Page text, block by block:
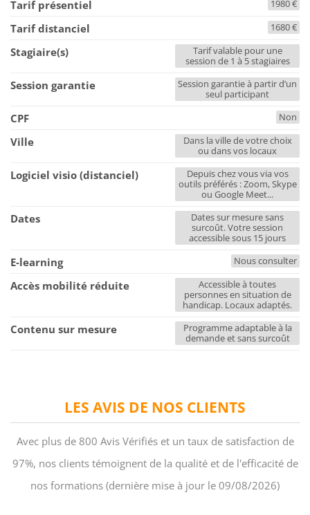
LES AVIS DE NOS CLIENTS
Avec plus de 800 Avis Vérifiés et un taux de satisfaction de
97%, nos clients témoignent de la qualité et de l'efficacité de
nos formations (dernière mise à jour le 09/08/2026)
Tarif présentiel 1980 €
Tarif distanciel 1680 €
Stagiaire(s)
Tarif valable pour une
session de 1 à 5 stagiaires
Session garantie
Session garantie à partir d’un
seul participant
CPF Non
Ville
Dans la ville de votre choix
ou dans vos locaux
Logiciel visio (distanciel)
Depuis chez vous via vos
outils préférés : Zoom, Skype
ou Google Meet...
Dates
Dates sur mesure sans
surcoût. Votre session
accessible sous 15 jours
E-learning Nous consulter
Accès mobilité réduite
Accessible à toutes
personnes en situation de
handicap. Locaux adaptés.
Contenu sur mesure
Programme adaptable à la
demande et sans surcoût